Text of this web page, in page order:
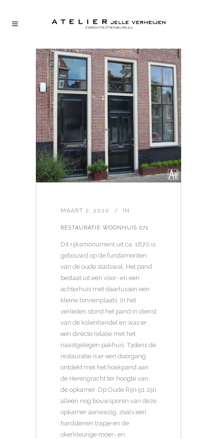
MAART 2, 2020 IN
RESTAURATIE WOONHUIS 071
Dit rijksmonument uit ca. 1670 is
gebouwd op de fundamenten
van de oude stadswal. Het pand
bestaat uit een voor- en een
achterhuis met daartussen een
kleine binnenplaats. In het
verleden stond het pand in dienst
van de kolenhandel en was er
een directe relatie met het
naastgelegen pakhuis. Tijdens de
restauratie is er een doorgang
ontdekt met het hoekpand aan
de Herengracht ter hoogte van
de opkamer. Op Oude Rijn 91 zijn
alleen nog bouwsporen van deze
opkamer aanwezig, zoals een
hardstenen trapje en de
okerkleurige moer- en